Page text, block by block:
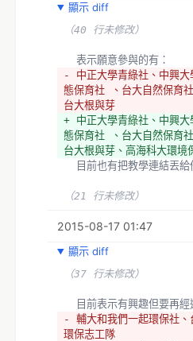
顯示 diff
（40 行未修改）
  表示願意參與的有：
- 中正大學青綠社、中興大
態保育社 、台大自然保育
台大根與芽
+ 中正大學青綠社、中興
態保育社 、台大自然保育
台大根與芽、高海科大環境
目前也有把教學連結丟給
（21 行未修改）
2015-08-17 01:47
顯示 diff
（37 行未修改）
目前表示有興趣但要再
- 輔大和我們一起環保社、
環保志工隊